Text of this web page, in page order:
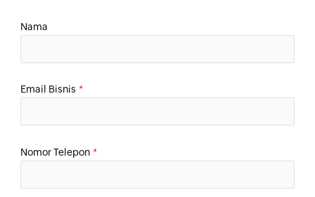
Nama
Email Bisnis *
Nomor Telepon *